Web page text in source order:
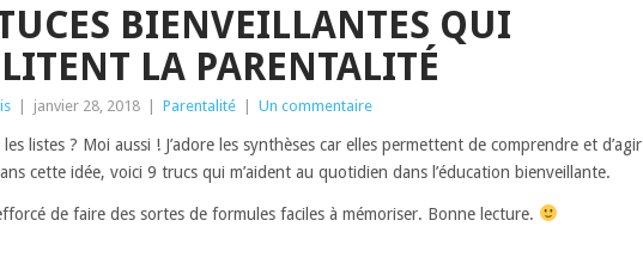
BIENVEILLANTES QUI
LA PARENTALITÉ
janvier 28, 2018 Parentalité Un commentaire
listes ? Moi aussi ! J’adore les synthèses car elles permettent de comprendre et d’agir
cette idée, voici 9 trucs qui m’aident au quotidien dans l’éducation bienveillante.
de faire des sortes de formules faciles à mémoriser. Bonne lecture.